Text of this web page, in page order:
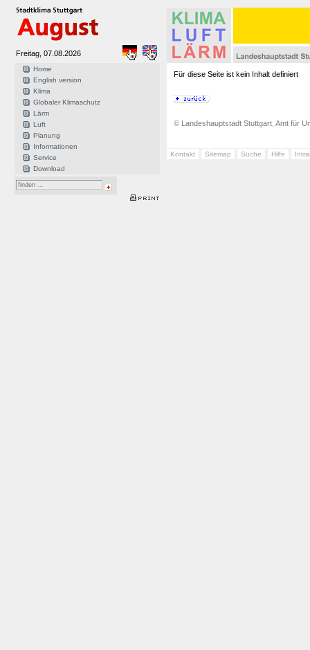
Freitag, 07.08.2026
Home
English version
Klima
Globaler Klimaschutz
Lärm
Luft
Planung
Informationen
Service
Download
Für diese Seite ist kein Inhalt definiert
© Landeshauptstadt Stuttgart, Amt für
Kontakt Sitemap Suche Hilfe